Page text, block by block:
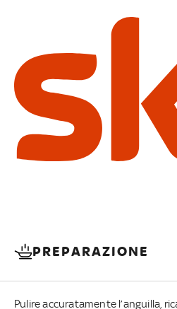
PREPARAZIONE
Pulire accuratamente l’anguilla,